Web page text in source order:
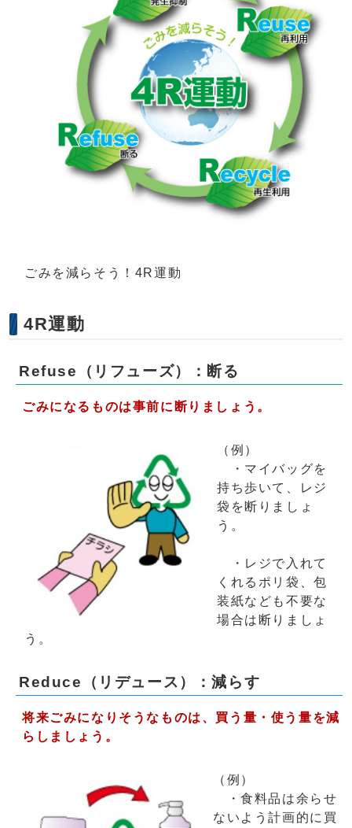
ごみを減らそう！4R運動
4R運動
Refuse（リフューズ）：断る
ごみになるものは事前に断りましょう。
（例）
・マイバッグを
持ち歩いて、レジ
袋を断りましょ
う。
・レジで入れて
くれるポリ袋、包
装紙なども不要な
場合は断りましょ
う。
Reduce（リデュース）：減らす
将来ごみになりそうなものは、買う量・使う量を減
らしましょう。
（例）
・食料品は余らせ
ないよう計画的に買